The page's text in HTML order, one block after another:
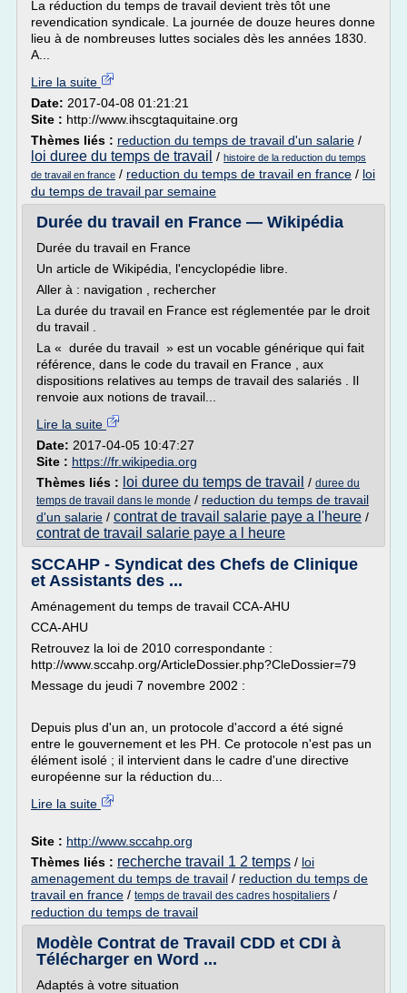
La réduction du temps de travail devient très tôt une
revendication syndicale. La journée de douze heures donne
lieu à de nombreuses luttes sociales dès les années 1830.
A...
Lire la suite
Date: 2017-04-08 01:21:21
Site : http://www.ihscgtaquitaine.org
Thèmes liés : reduction du temps de travail d'un salarie /
loi duree du temps de travail / histoire de la reduction du temps
de travail en france / reduction du temps de travail en france / loi
du temps de travail par semaine
Durée du travail en France — Wikipédia
Durée du travail en France
Un article de Wikipédia, l'encyclopédie libre.
Aller à : navigation , rechercher
La durée du travail en France est réglementée par le droit
du travail .
La « durée du travail » est un vocable générique qui fait
référence, dans le code du travail en France , aux
dispositions relatives au temps de travail des salariés . Il
renvoie aux notions de travail...
Lire la suite
Date: 2017-04-05 10:47:27
Site : https://fr.wikipedia.org
Thèmes liés : loi duree du temps de travail / duree du
temps de travail dans le monde / reduction du temps de travail
d'un salarie / contrat de travail salarie paye a l'heure /
contrat de travail salarie paye a l heure
SCCAHP - Syndicat des Chefs de Clinique
et Assistants des ...
Aménagement du temps de travail CCA-AHU
CCA-AHU
Retrouvez la loi de 2010 correspondante :
http://www.sccahp.org/ArticleDossier.php?CleDossier=79
Message du jeudi 7 novembre 2002 :
Depuis plus d'un an, un protocole d'accord a été signé
entre le gouvernement et les PH. Ce protocole n'est pas un
élément isolé ; il intervient dans le cadre d'une directive
européenne sur la réduction du...
Lire la suite
Site : http://www.sccahp.org
Thèmes liés : recherche travail 1 2 temps / loi
amenagement du temps de travail / reduction du temps de
travail en france / temps de travail des cadres hospitaliers /
reduction du temps de travail
Modèle Contrat de Travail CDD et CDI à
Télécharger en Word ...
Adaptés à votre situation